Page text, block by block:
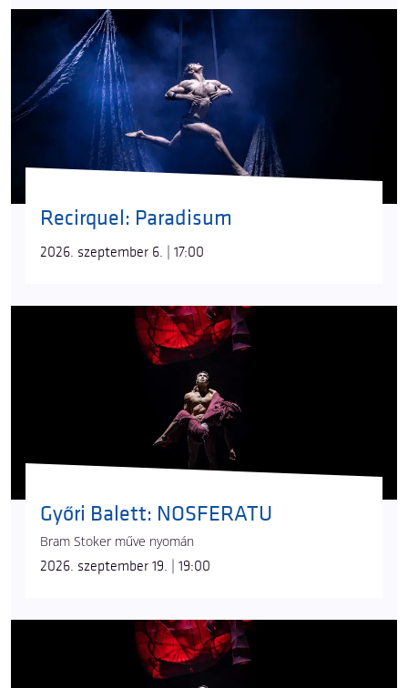
Recirquel: Paradisum
2026. szeptember 6. | 17:00
Győri Balett: NOSFERATU
Bram Stoker műve nyomán
2026. szeptember 19. | 19:00